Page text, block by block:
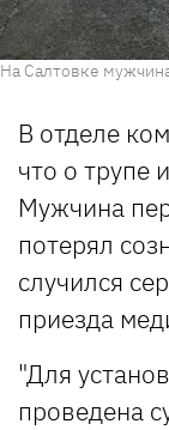
На Салтовке
В отделе
что о трупе
Мужчина
потерял
случился
приезда
"Для
проведена